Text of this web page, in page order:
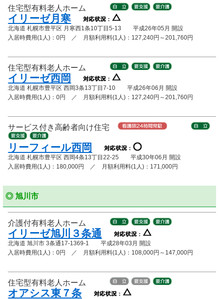
住宅型有料老人ホーム
イリーゼ月寒
北海道 札幌市豊平区 月寒西1条10丁目5-13 平成26年05月 開設
入居時費用(1人)：0円 ／ 月額利用料(1人)：127,240円～201,760円
住宅型有料老人ホーム
イリーゼ西岡
北海道 札幌市豊平区 西岡3条13丁目7-10 平成26年06月 開設
入居時費用(1人)：0円 ／ 月額利用料(1人)：127,240円～201,760円
サービス付き高齢者向け住宅
リーフィール西岡
北海道 札幌市豊平区 西岡4条13丁目22-25 平成30年06月 開設
入居時費用(1人)：180,000円 ／ 月額利用料(1人)：171,000円
◎ 旭川市
介護付有料老人ホーム
イリーゼ旭川３条通
北海道 旭川市 3条通17-1369-1 平成28年03月 開設
入居時費用(1人)：0円 ／ 月額利用料(1人)：108,000円～147,000円
住宅型有料老人ホーム
オアシス東７条